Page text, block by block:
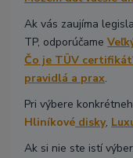
Ak vás zaujíma
TP, odporúčame
Čo je TÜV
pravidlá a prax.
Pri výbere
Hliníkové disky,
Ak si nie ste istí